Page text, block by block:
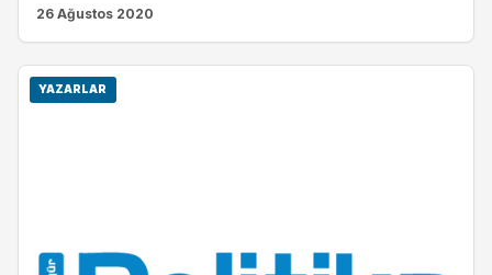
26 Ağustos 2020
YAZARLAR